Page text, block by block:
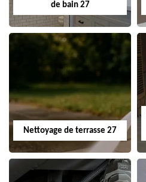
de bain 27
Nettoyage de terrasse 27